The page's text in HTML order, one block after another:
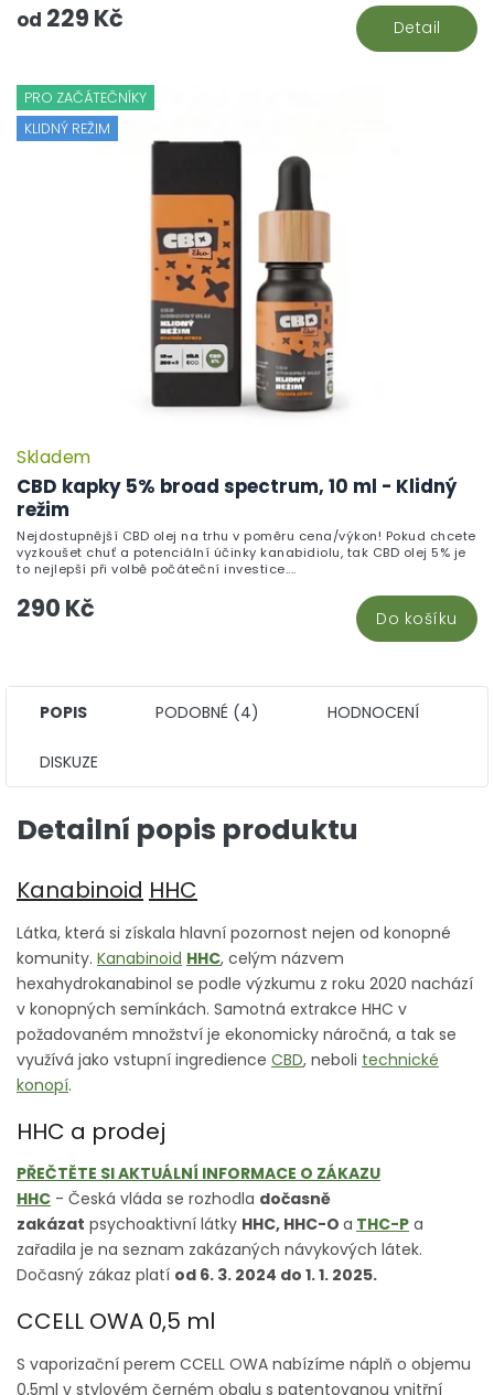
od 229 Kč Detail
PRO ZAČÁTEČNÍKY
KLIDNÝ REŽIM
CBD kapky 5% broad spectrum, 10 ml - Klidný
režim
Skladem
290 Kč Do košíku
Nejdostupnější CBD olej na trhu v poměru cena/výkon! Pokud chcete
vyzkoušet chuť a potenciální účinky kanabidiolu, tak CBD olej 5% je
to nejlepší při volbě počáteční investice....
POPIS PODOBNÉ (4) HODNOCENÍ
DISKUZE
Detailní popis produktu
Kanabinoid HHC
Látka, která si získala hlavní pozornost nejen od konopné
komunity. Kanabinoid HHC, celým názvem
hexahydrokanabinol se podle výzkumu z roku 2020 nachází
v konopných semínkách. Samotná extrakce HHC v
požadovaném množství je ekonomicky náročná, a tak se
využívá jako vstupní ingredience CBD, neboli technické
konopí.
HHC a prodej
PŘEČTĚTE SI AKTUÁLNÍ INFORMACE O ZÁKAZU
HHC - Česká vláda se rozhodla dočasně
zakázat psychoaktivní látky HHC, HHC-O a THC-P a
zařadila je na seznam zakázaných návykových látek.
Dočasný zákaz platí od 6. 3. 2024 do 1. 1. 2025.
CCELL OWA 0,5 ml
S vaporizační perem CCELL OWA nabízíme náplň o objemu
0,5ml v stylovém černém obalu s patentovanou vnitřní